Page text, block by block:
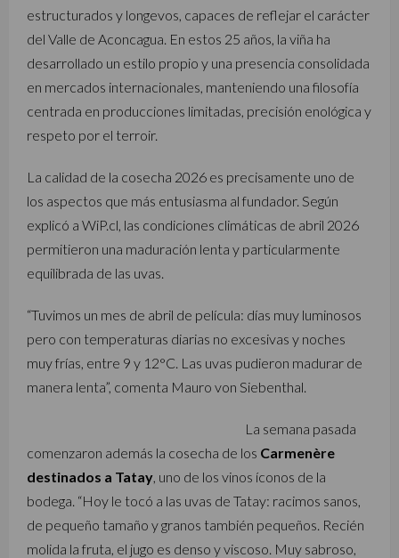
estructurados y longevos, capaces de reflejar el carácter
del Valle de Aconcagua. En estos 25 años, la viña ha
desarrollado un estilo propio y una presencia consolidada
en mercados internacionales, manteniendo una filosofía
centrada en producciones limitadas, precisión enológica y
respeto por el terroir.
La calidad de la cosecha 2026 es precisamente uno de
los aspectos que más entusiasma al fundador. Según
explicó a WiP.cl, las condiciones climáticas de abril 2026
permitieron una maduración lenta y particularmente
equilibrada de las uvas.
“Tuvimos un mes de abril de película: días muy luminosos
pero con temperaturas diarias no excesivas y noches
muy frías, entre 9 y 12°C. Las uvas pudieron madurar de
manera lenta”, comenta Mauro von Siebenthal.
La semana pasada
comenzaron además la cosecha de los Carmenère
destinados a Tatay , uno de los vinos íconos de la
bodega. “Hoy le tocó a las uvas de Tatay: racimos sanos,
de pequeño tamaño y granos también pequeños. Recién
molida la fruta, el jugo es denso y viscoso. Muy sabroso,